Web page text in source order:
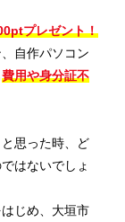
プレゼント！
自作パソコン
費用や身分証不
思った時、ど
はないでしょ
はじめ、大垣市